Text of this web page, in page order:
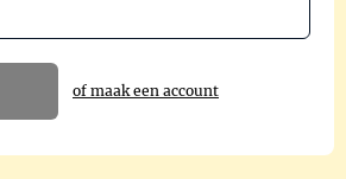
of maak een account